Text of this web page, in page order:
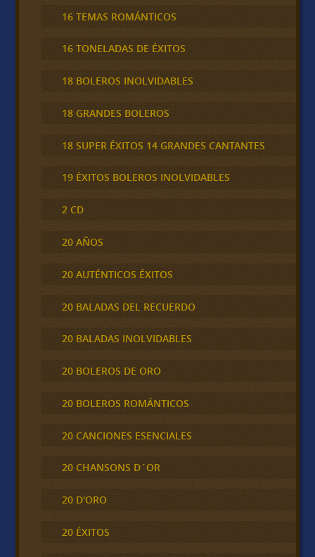
16 TEMAS ROMÁNTICOS
16 TONELADAS DE ÉXITOS
18 BOLEROS INOLVIDABLES
18 GRANDES BOLEROS
18 SUPER ÉXITOS 14 GRANDES CANTANTES
19 ÉXITOS BOLEROS INOLVIDABLES
2 CD
20 AÑOS
20 AUTÉNTICOS ÉXITOS
20 BALADAS DEL RECUERDO
20 BALADAS INOLVIDABLES
20 BOLEROS DE ORO
20 BOLEROS ROMÁNTICOS
20 CANCIONES ESENCIALES
20 CHANSONS D´OR
20 D'ORO
20 ÉXITOS